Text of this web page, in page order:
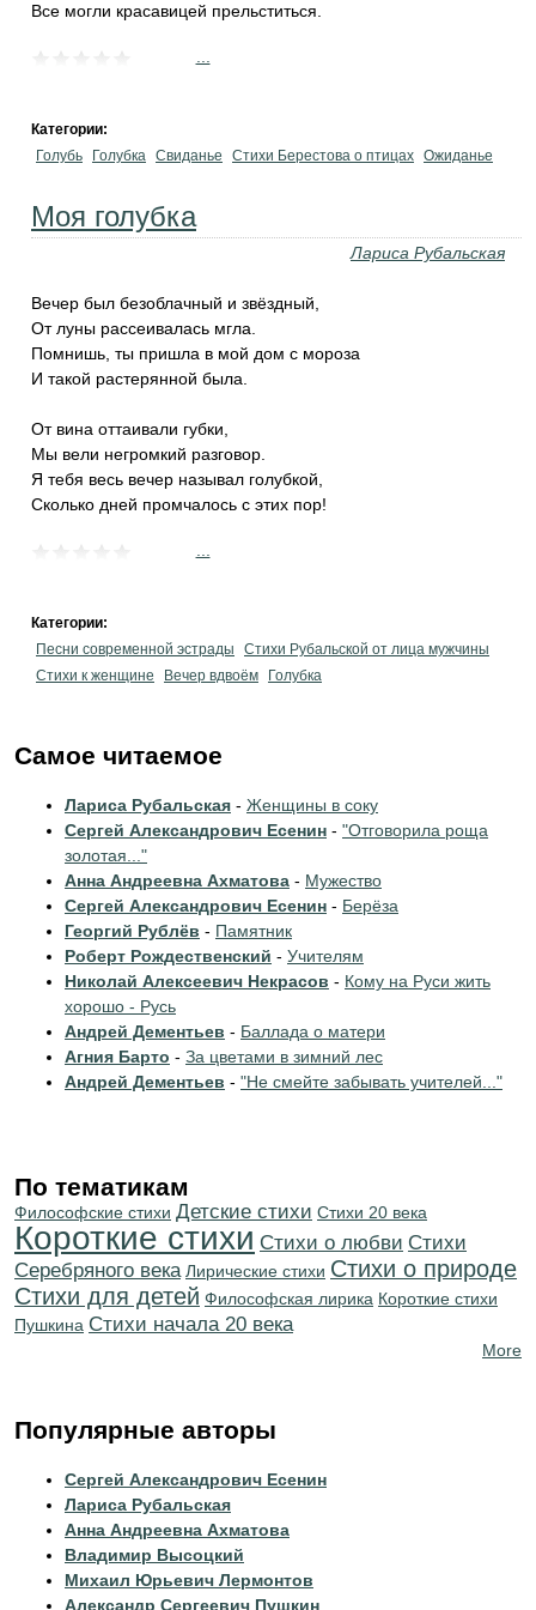
Все могли красавицей прельститься.
Категории:
Голубь
Голубка Свиданье Стихи Берестова о птицах Ожиданье
Моя голубка
Лариса Рубальская
Вечер был безоблачный и звёздный,
От луны рассеивалась мгла.
Помнишь, ты пришла в мой дом с мороза
И такой растерянной была.
От вина оттаивали губки,
Мы вели негромкий разговор.
Я тебя весь вечер называл голубкой,
Сколько дней промчалось с этих пор!
Категории:
Песни современной эстрады
Стихи Рубальской от лица мужчины
Стихи к женщине
Вечер вдвоём Голубка
Самое читаемое
Лариса Рубальская - Женщины в соку
Сергей Александрович Есенин - "Отговорила роща
золотая..."
Анна Андреевна Ахматова - Мужество
Сергей Александрович Есенин - Берёза
Георгий Рублёв - Памятник
Роберт Рождественский - Учителям
Николай Алексеевич Некрасов - Кому на Руси жить
хорошо - Русь
Андрей Дементьев - Баллада о матери
Агния Барто - За цветами в зимний лес
Андрей Дементьев - "Не смейте забывать учителей..."
По тематикам
Философские стихи Детские стихи Стихи 20 века
Короткие стихи Стихи о любви Cтихи
Серебряного века Лирические стихи Стихи о природе
Стихи для детей Философская лирика Короткие стихи
Пушкина Cтихи начала 20 века
More
Популярные авторы
Сергей Александрович Есенин
Лариса Рубальская
Анна Андреевна Ахматова
Владимир Высоцкий
Михаил Юрьевич Лермонтов
Александр Сергеевич Пушкин